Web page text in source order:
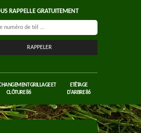
RAPPELLE GRATUITEMENT
GRILLAGE ET
CLÔTURE 86
ETÊTAGE
D'ARBRE 86